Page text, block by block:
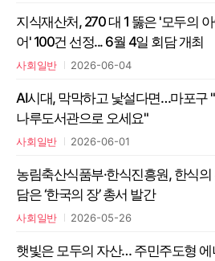
지식재산처, 270 대 1 뚫은 '모두의
어' 100건 선정... 6월 4일 회담 개최
사회일반 2026-06-04
AI시대, 막막하고 낯설다면…마포구
나루도서관으로 오세요"
사회일반 2026-06-01
농림축산식품부·한식진흥원, 한식의
담은 ‘한국의 장’ 총서 발간
사회일반 2026-05-26
햇빛은 모두의 자산… 주민주도형 에